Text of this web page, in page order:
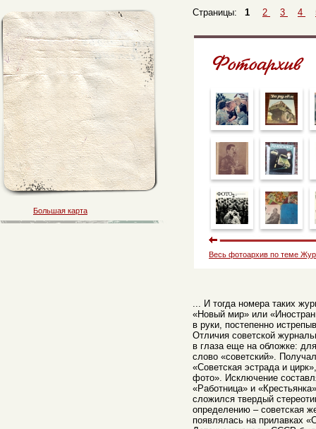
Страницы: 1 2 3 4
Весь фотоархив по теме
... И тогда номера таких
«Новый мир» или
в руки, постепенно
Отличия советской
в глаза еще на обложке:
слово «советский».
«Советская эстрада и
фото». Исключение
«Работница» и
сложился твердый
определению – советская
появлялась на прилавках
Большая карта